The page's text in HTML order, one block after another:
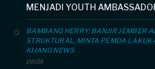
MENJADI YOUTH
BAMBANG HERRY: BANJIR JEMBER
STRUKTURAL, MINTA PEMDA
KIJANG NEWS
pada